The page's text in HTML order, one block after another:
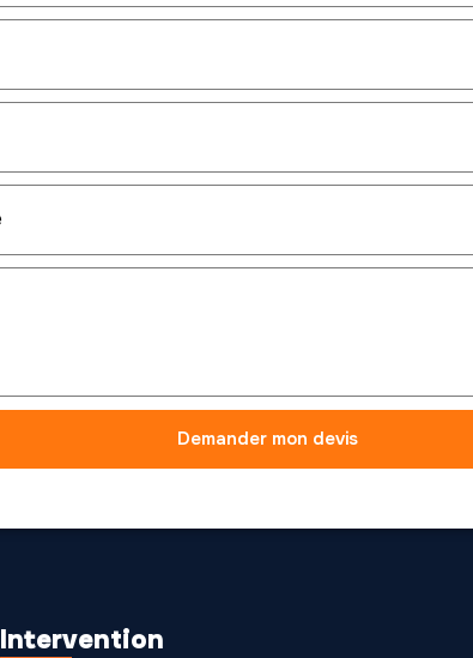
Demander mon devis
Intervention